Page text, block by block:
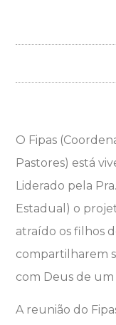
O Fipas
Pastores) está
Liderado pela
Estadual) o
atraído os filhos
compartilharem
com Deus de
A reunião do